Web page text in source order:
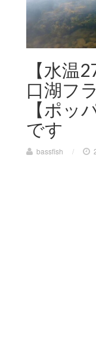
【水温
口湖フ
【ポッ
です
bassfish /